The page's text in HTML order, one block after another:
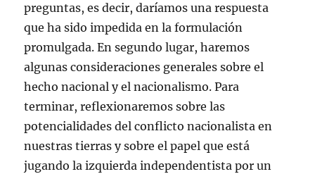
preguntas, es decir, daríamos una respuesta
que ha sido impedida en la formulación
promulgada. En segundo lugar, haremos
algunas consideraciones generales sobre el
hecho nacional y el nacionalismo. Para
terminar, reflexionaremos sobre las
potencialidades del conflicto nacionalista en
nuestras tierras y sobre el papel que está
jugando la izquierda independentista por un